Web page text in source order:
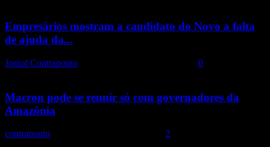
Empresários mostram a candidato do Novo a falta
de ajuda da...
Jornal Contraponto 0
Macron pode se reunir só com governadores da
Amazônia
contraponto 2